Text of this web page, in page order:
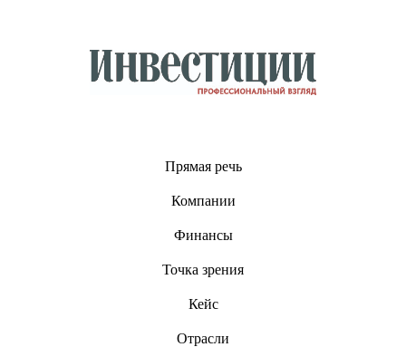
Прямая речь
Компании
Финансы
Точка зрения
Кейс
Отрасли